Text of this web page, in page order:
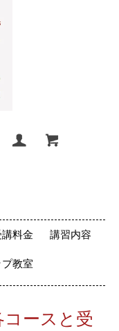
講料金 講習内容
プ教室
ースと受